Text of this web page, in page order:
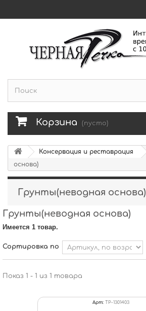
Корзина (пусто)
Консервация и реставрация
основа)
Грунты(неводная основа)
Грунты(неводная основа)
Имеется 1 товар.
Сортировка по
Показ 1 - 1 из 1 товара
Арт: ТР-1301403